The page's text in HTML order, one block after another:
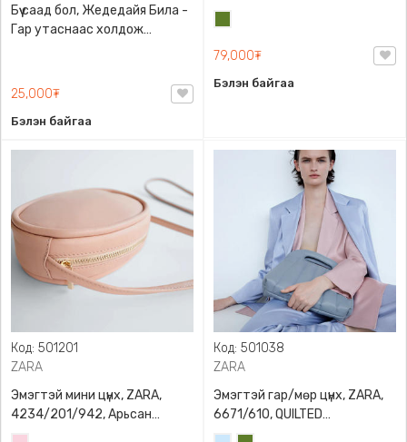
Бүү саад бол, Жедедайя Била -
Гар утаснаас холдож
9789919235192
25,000₮
Бэлэн байгаа
79,000₮
Бэлэн байгаа
Код: 501201
ZARA
Эмэгтэй мини цүнх, ZARA,
4234/201/942, Арьсан
материалтай, LIMITED EDITION
Код: 501038
ZARA
Эмэгтэй гар/мөр цүнх, ZARA,
6671/610, QUILTED
CROSSBODY BAG WITH HANDLE